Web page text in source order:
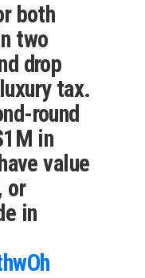
both
two
drop
tax.
round
in
value
or
in